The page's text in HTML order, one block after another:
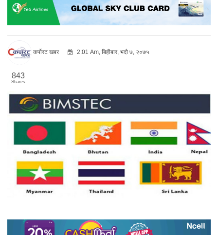
कर्पोरट खबर 2:01 Am, बिहीबार, भदौ ७, २०७५
843
Shares